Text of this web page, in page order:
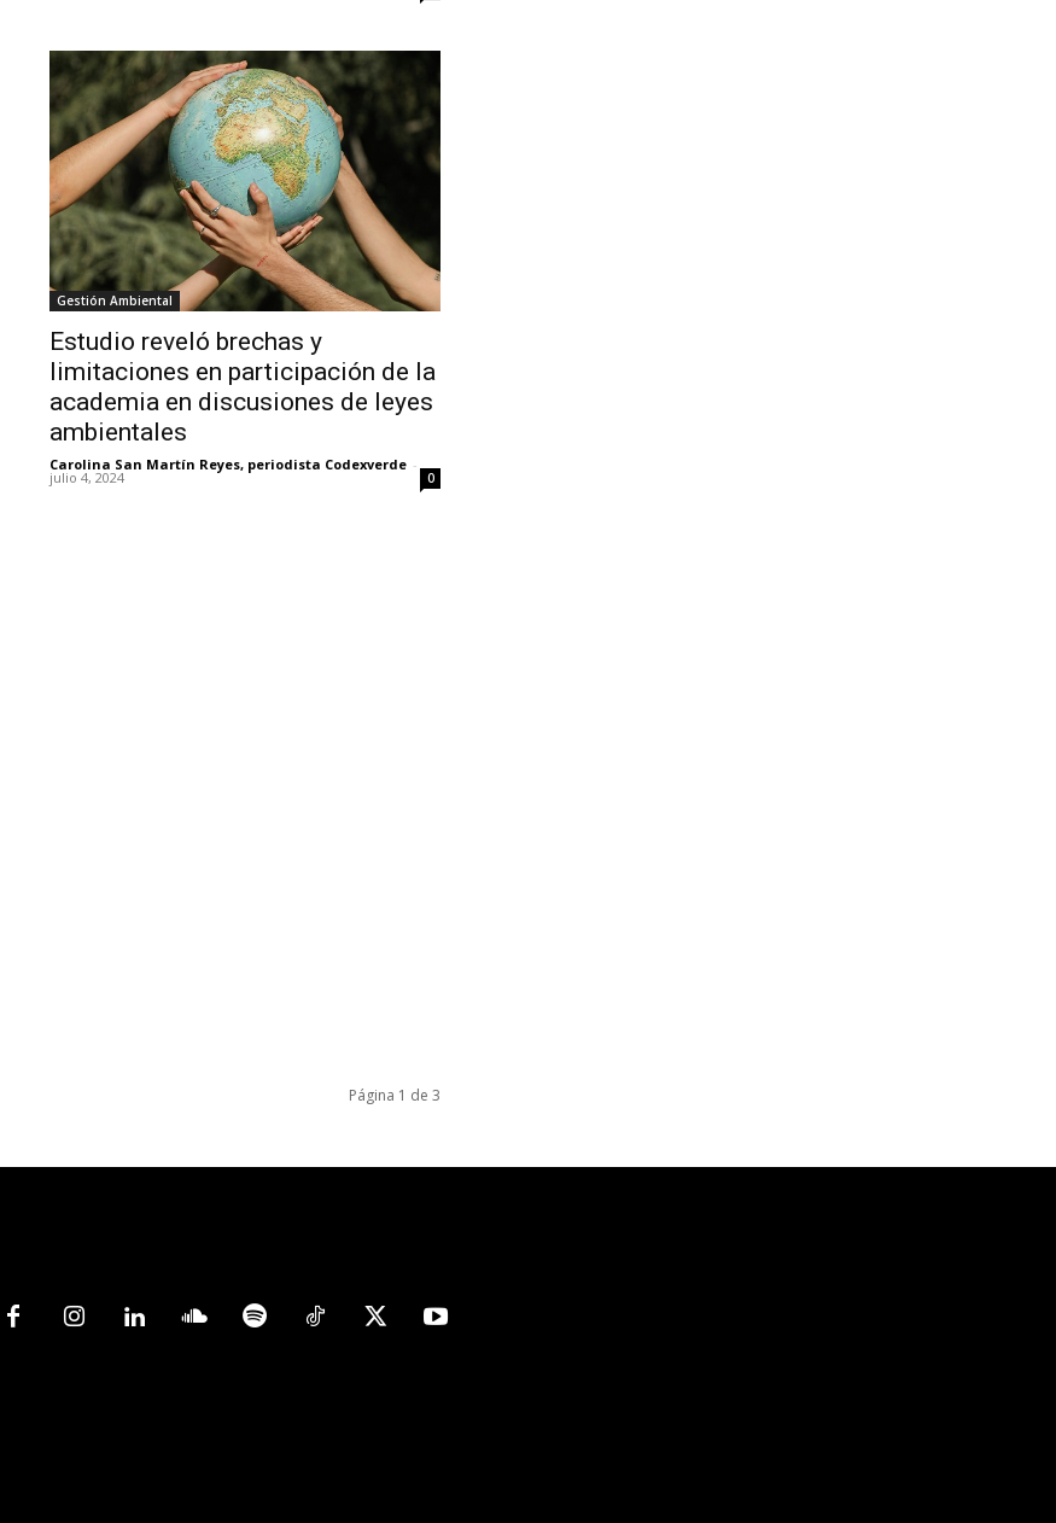
Gestión Ambiental
Estudio reveló brechas y
limitaciones en participación de la
academia en discusiones de leyes
ambientales
Carolina San Martín Reyes, periodista Codexverde -
julio 4, 2024 0
Página 1 de 3